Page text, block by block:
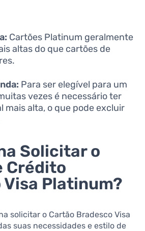
Cartões Platinum geralmente
altas do que cartões de
Para ser elegível para um
vezes é necessário ter
mais alta, o que pode excluir
Solicitar o
Crédito
Platinum?
solicitar o Cartão Bradesco Visa
suas necessidades e estilo de